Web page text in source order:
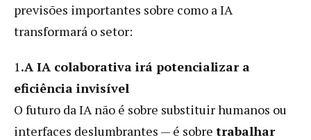
previsões importantes sobre como a IA
transformará o setor:
1.A IA colaborativa irá potencializar a
eficiência invisível
O futuro da IA ​​não é sobre substituir humanos ou
interfaces deslumbrantes — é sobre trabalhar